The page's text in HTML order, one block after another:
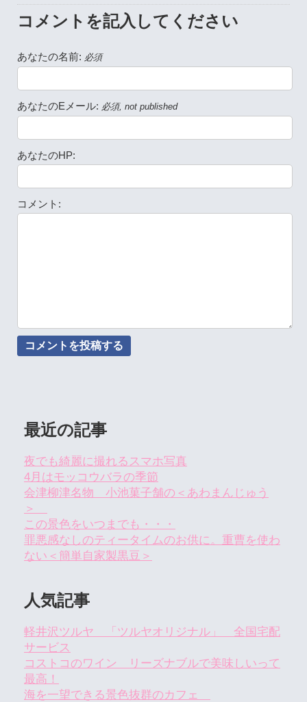
コメントを記入してください
あなたの名前: 必須
あなたのEメール: 必須, not published
あなたのHP:
コメント:
最近の記事
夜でも綺麗に撮れるスマホ写真
4月はモッコウバラの季節
会津柳津名物 小池菓子舗の＜あわまんじゅう
＞
この景色をいつまでも・・・
罪悪感なしのティータイムのお供に。重曹を使わ
ない＜簡単自家製黒豆＞
人気記事
軽井沢ツルヤ 「ツルヤオリジナル」 全国宅配
サービス
コストコのワイン リーズナブルで美味しいって
最高！
海を一望できる景色抜群のカフェ